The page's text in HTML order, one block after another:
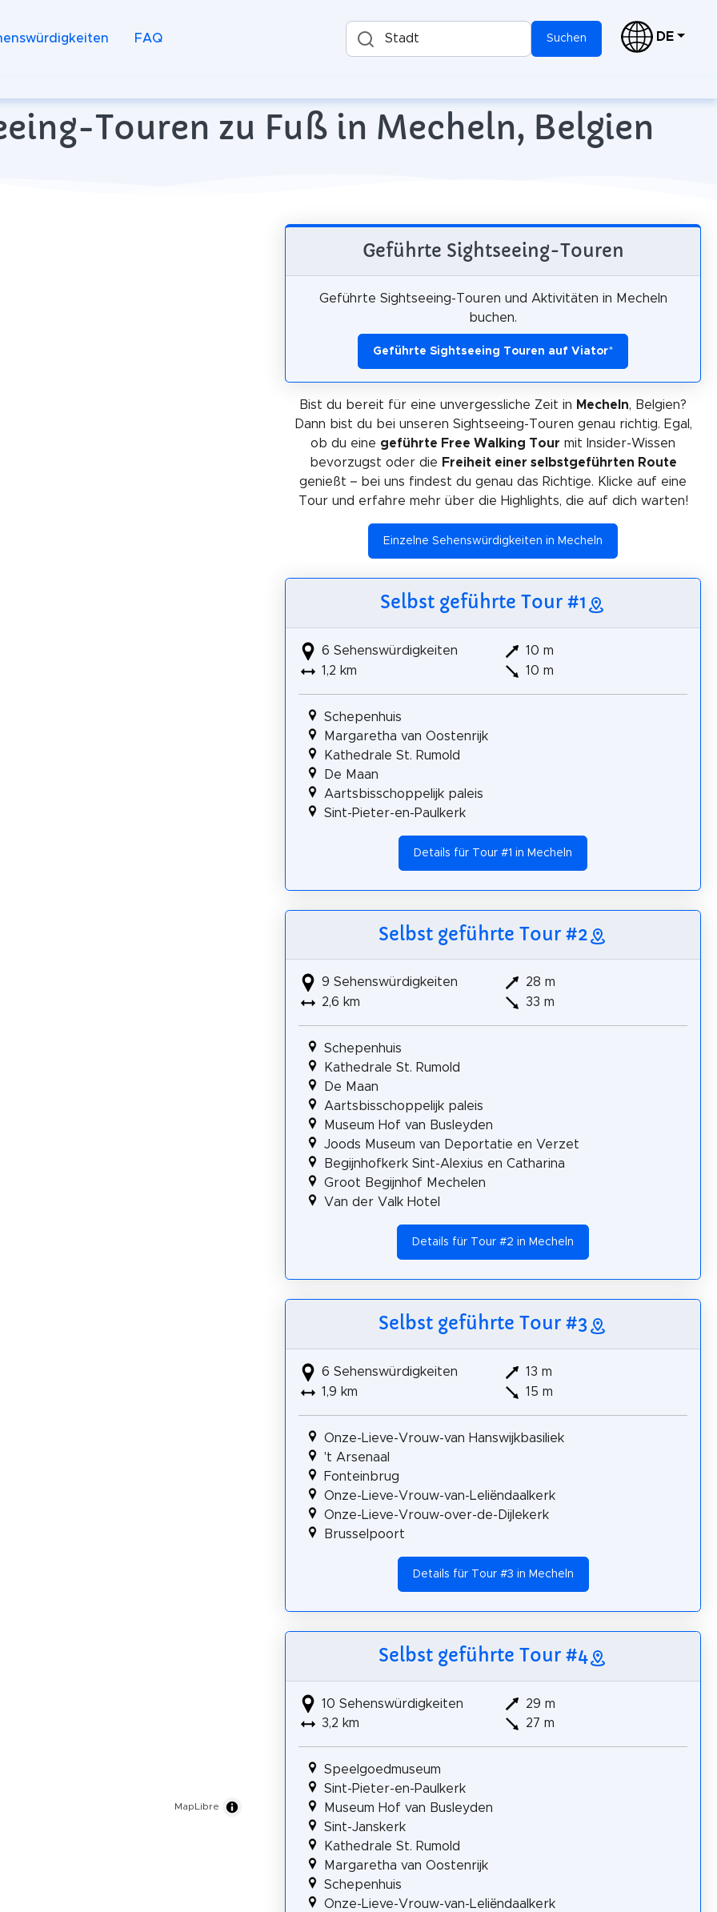
FAQ Stadt Suchen DE
Touren zu Fuß in Mecheln, Belgien
MapLibre
Geführte Sightseeing-Touren
Geführte Sightseeing-Touren und Aktivitäten in Mecheln
buchen.
Geführte Sightseeing Touren auf Viator*
Bist du bereit für eine unvergessliche Zeit in Mecheln, Belgien?
Dann bist du bei unseren Sightseeing-Touren genau richtig. Egal,
ob du eine geführte Free Walking Tour mit Insider-Wissen
bevorzugst oder die Freiheit einer selbstgeführten Route
genießt – bei uns findest du genau das Richtige. Klicke auf eine
Tour und erfahre mehr über die Highlights, die auf dich warten!
Einzelne Sehenswürdigkeiten in Mecheln
Selbst geführte Tour #1
6 Sehenswürdigkeiten
1,2 km
10 m
10 m
Schepenhuis
Margaretha van Oostenrijk
Kathedrale St. Rumold
De Maan
Aartsbisschoppelijk paleis
Sint-Pieter-en-Paulkerk
Details für Tour #1 in Mecheln
Selbst geführte Tour #2
9 Sehenswürdigkeiten
2,6 km
28 m
33 m
Schepenhuis
Kathedrale St. Rumold
De Maan
Aartsbisschoppelijk paleis
Museum Hof van Busleyden
Joods Museum van Deportatie en Verzet
Begijnhofkerk Sint-Alexius en Catharina
Groot Begijnhof Mechelen
Van der Valk Hotel
Details für Tour #2 in Mecheln
Selbst geführte Tour #3
6 Sehenswürdigkeiten
1,9 km
13 m
15 m
Onze-Lieve-Vrouw-van Hanswijkbasiliek
't Arsenaal
Fonteinbrug
Onze-Lieve-Vrouw-van-Leliëndaalkerk
Onze-Lieve-Vrouw-over-de-Dijlekerk
Brusselpoort
Details für Tour #3 in Mecheln
Selbst geführte Tour #4
10 Sehenswürdigkeiten
3,2 km
29 m
27 m
Speelgoedmuseum
Sint-Pieter-en-Paulkerk
Museum Hof van Busleyden
Sint-Janskerk
Kathedrale St. Rumold
Margaretha van Oostenrijk
Schepenhuis
Onze-Lieve-Vrouw-van-Leliëndaalkerk